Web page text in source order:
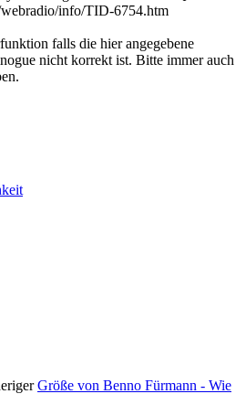
info/TID-6754.htm
falls die hier angegebene
nicht korrekt ist. Bitte immer auch
Größe von Benno Fürmann - Wie